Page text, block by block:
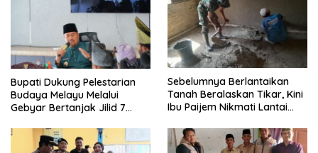
Bupati Dukung Pelestarian
Budaya Melayu Melalui
Gebyar Bertanjak Jilid 7
Sebelumnya Berlantaikan
Tanah Beralaskan Tikar, Kini
Ibu Paijem Nikmati Lantai
Satgas TMMD Ke-129 Kodim
0208/Asahan